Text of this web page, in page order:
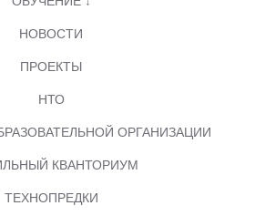
НОВОСТИ
ПРОЕКТЫ
НТО
ОРГАНИЗАЦИИ
КВАНТОРИУМ
ТЕХНОПРЕДКИ